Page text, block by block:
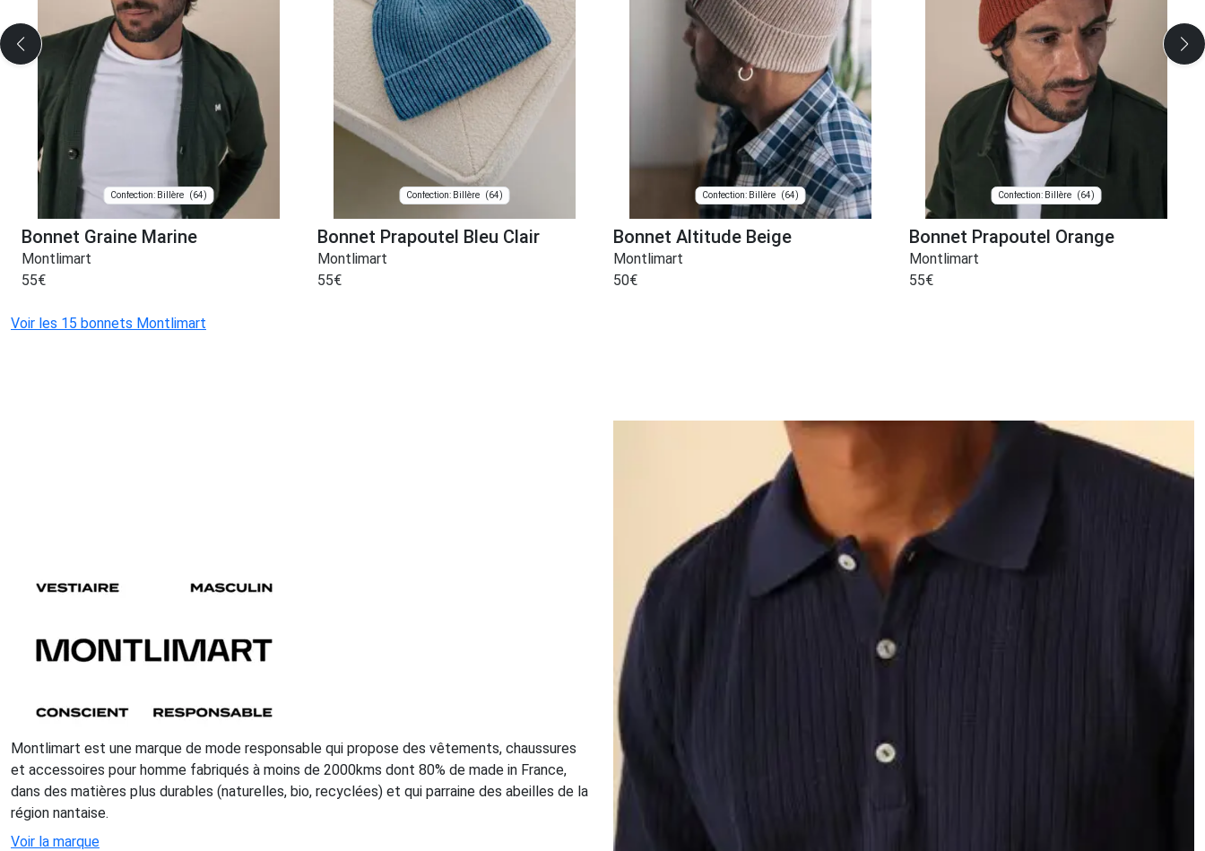
Confection: Billère (64)
Bonnet Graine Marine
Montlimart
55€
Confection: Billère (64)
Bonnet Prapoutel Bleu Clair
Montlimart
55€
Confection: Billère (64)
Bonnet Altitude Beige
Montlimart
50€
Confection: Billère (64)
Bonnet Prapoutel Orange
Montlimart
55€
Voir les 15 bonnets Montlimart
Montlimart est une marque de mode responsable qui propose des vêtements, chaussures
et accessoires pour homme fabriqués à moins de 2000kms dont 80% de made in France,
dans des matières plus durables (naturelles, bio, recyclées) et qui parraine des abeilles de la
région nantaise.
Voir la marque